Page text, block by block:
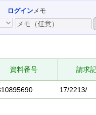
ログインメモ
資料番号 請求
17/2213/